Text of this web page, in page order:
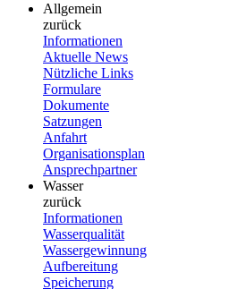
Allgemein
zurück
Informationen
Aktuelle News
Nützliche Links
Formulare
Dokumente
Satzungen
Anfahrt
Organisationsplan
Ansprechpartner
Wasser
zurück
Informationen
Wasserqualität
Wassergewinnung
Aufbereitung
Speicherung